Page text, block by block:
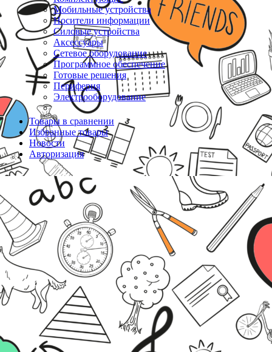
Мобильные устройства
Носители информации
Силовые устройства
Аксессуары
Сетевое оборудование
Программное обеспечение
Готовые решения
Периферия
Электрооборудование
Товары в сравнении
Избранные товары
Новости
Авторизация